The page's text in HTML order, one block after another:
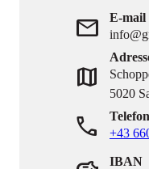
mail
E-mail
map
5020
phone
Telefon
+43
IBAN